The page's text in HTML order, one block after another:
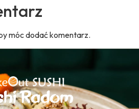
móc dodać komentarz.
Radom